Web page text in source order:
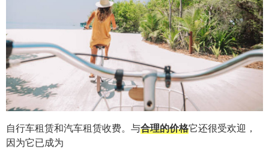
自行车租赁和汽车租赁收费。 与合理的价格它还很受欢迎，
因为它已成为